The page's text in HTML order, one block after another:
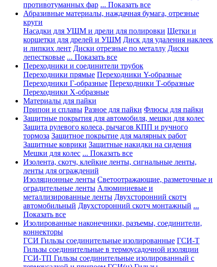
противотуманных фар ... Показать все
Абразивные материалы, наждачная бумага, отрезные
круги
Насадки для УШМ и дрели для полировки Щетки и
корщетки для дрелей и УШМ Диск для удаления наклеек
и липких лент Диски отрезные по металлу Диски
лепестковые ... Показать все
Переходники и соединители трубок
Переходники прямые Переходники Y-образные
Переходники Г-образные Переходники Т-образные
Переходники Х-образные
Материалы для пайки
Припои и сплавы Разное для пайки Флюсы для пайки
Защитные покрытия для автомобиля, мешки для колес
Защита рулевого колеса, рычагов КПП и ручного
тормоза Защитное покрытие для малярных работ
Защитные коврики Защитные накидки на сидения
Мешки для колес ... Показать все
Изолента, скотч, клейкие ленты, сигнальные ленты,
ленты для ограждений
Изоляционные ленты Светоотражающие, разметочные и
оградительные ленты Алюминиевые и
металлизированные ленты Двухсторонний скотч
автомобильный Двухсторонний скотч монтажный ...
Показать все
Изолированные наконечники, разъемы, соединители,
коннекторы
ГСИ Гильзы соединительные изолированные ГСИ-Т
Гильзы соединительные в термоусадочной изоляции
ГСИ-ТП Гильзы соединительные изолированный с